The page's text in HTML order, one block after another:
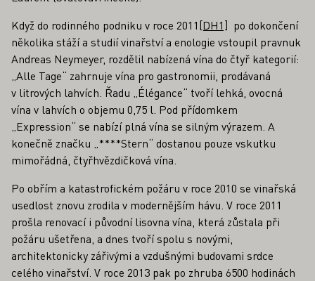
Když do rodinného podniku v roce 2011[DH1] po dokončení
několika stáží a studií vinařství a enologie vstoupil pravnuk
Andreas Neymeyer, rozdělil nabízená vína do čtyř kategorií:
„Alle Tage“ zahrnuje vína pro gastronomii, prodávaná
v litrových lahvích. Řadu „Élégance“ tvoří lehká, ovocná
vína v lahvích o objemu 0,75 l. Pod přídomkem
„Expression“ se nabízí plná vína se silným výrazem. A
konečně značku „****Stern“ dostanou pouze vskutku
mimořádná, čtyřhvězdičková vína.
Po obřím a katastrofickém požáru v roce 2010 se vinařská
usedlost znovu zrodila v modernějším hávu. V roce 2011
prošla renovací i původní lisovna vína, která zůstala při
požáru ušetřena, a dnes tvoří spolu s novými,
architektonicky zářivými a vzdušnými budovami srdce
celého vinařství. V roce 2013 pak po zhruba 6500 hodinách